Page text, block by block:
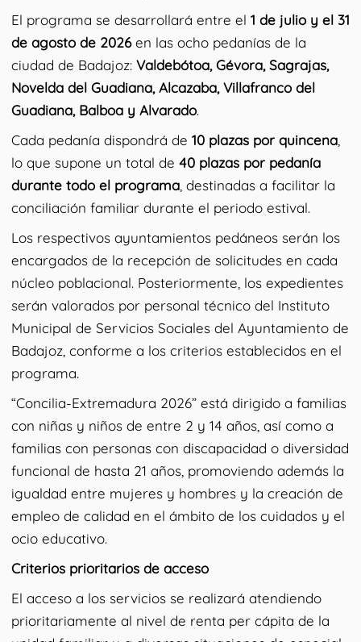
El programa se desarrollará entre el 1 de julio y el 31
de agosto de 2026en las ocho pedanías de la
ciudad de Badajoz: Valdebótoa, Gévora, Sagrajas,
Novelda del Guadiana, Alcazaba, Villafranco del
Guadiana, Balboa y Alvarado.
Cada pedanía dispondrá de 10 plazas por quincena,
lo que supone un total de 40 plazas por pedanía
durante todo el programa, destinadas a facilitar la
conciliación familiar durante el periodo estival.
Los respectivos ayuntamientos pedáneos serán los
encargados de la recepción de solicitudes en cada
núcleo poblacional. Posteriormente, los expedientes
serán valorados por personal técnico del Instituto
Municipal de Servicios Sociales del Ayuntamiento de
Badajoz, conforme a los criterios establecidos en el
programa.
“Concilia-Extremadura 2026” está dirigido a familias
con niñas y niños de entre 2 y 14 años, así como a
familias con personas con discapacidad o diversidad
funcional de hasta 21 años, promoviendo además la
igualdad entre mujeres y hombres y la creación de
empleo de calidad en el ámbito de los cuidados y el
ocio educativo.
Criterios prioritarios de acceso
El acceso a los servicios se realizará atendiendo
prioritariamente al nivel de renta per cápita de la